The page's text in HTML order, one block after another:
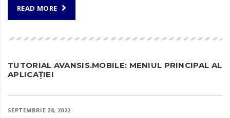
READ MORE
TUTORIAL AVANSIS.MOBILE: MENIUL PRINCIPAL AL
APLICAȚIEI
SEPTEMBRIE 28, 2022